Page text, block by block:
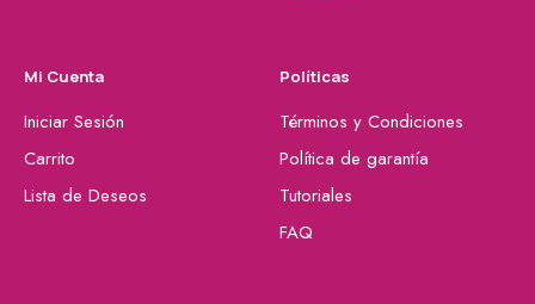
Mi Cuenta
Iniciar Sesión
Carrito
Lista de Deseos
Políticas
Términos y Condiciones
Política de garantía
Tutoriales
FAQ